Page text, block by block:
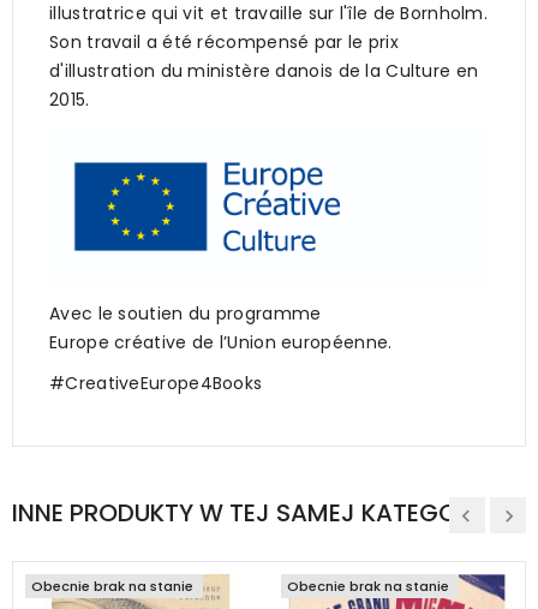
illustratrice qui vit et travaille sur l'île de Bornholm.
Son travail a été récompensé par le prix
d'illustration du ministère danois de la Culture en
2015.
Avec le soutien du programme
Europe créative de l’Union européenne.
#CreativeEurope4Books
INNE PRODUKTY W TEJ SAMEJ KATEGORII
Obecnie brak na stanie Obecnie brak na stanie